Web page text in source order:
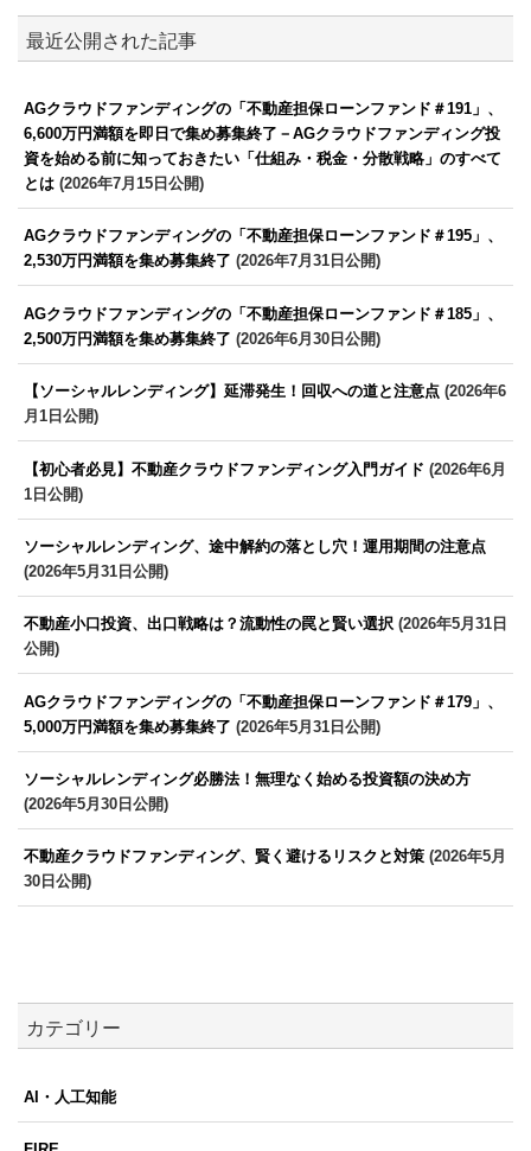
最近公開された記事
AGクラウドファンディングの「不動産担保ローンファンド＃191」、
6,600万円満額を即日で集め募集終了－AGクラウドファンディング投
資を始める前に知っておきたい「仕組み・税金・分散戦略」のすべて
とは (2026年7月15日公開)
AGクラウドファンディングの「不動産担保ローンファンド＃195」、
2,530万円満額を集め募集終了 (2026年7月31日公開)
AGクラウドファンディングの「不動産担保ローンファンド＃185」、
2,500万円満額を集め募集終了 (2026年6月30日公開)
【ソーシャルレンディング】延滞発生！回収への道と注意点 (2026年6
月1日公開)
【初心者必見】不動産クラウドファンディング入門ガイド (2026年6月
1日公開)
ソーシャルレンディング、途中解約の落とし穴！運用期間の注意点
(2026年5月31日公開)
不動産小口投資、出口戦略は？流動性の罠と賢い選択 (2026年5月31日
公開)
AGクラウドファンディングの「不動産担保ローンファンド＃179」、
5,000万円満額を集め募集終了 (2026年5月31日公開)
ソーシャルレンディング必勝法！無理なく始める投資額の決め方
(2026年5月30日公開)
不動産クラウドファンディング、賢く避けるリスクと対策 (2026年5月
30日公開)
カテゴリー
AI・人工知能